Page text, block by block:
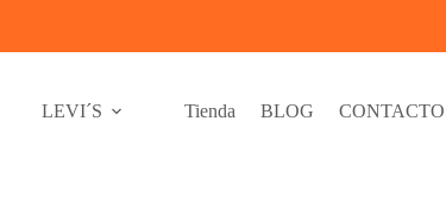
LEVI´S Tienda BLOG CONTACTO